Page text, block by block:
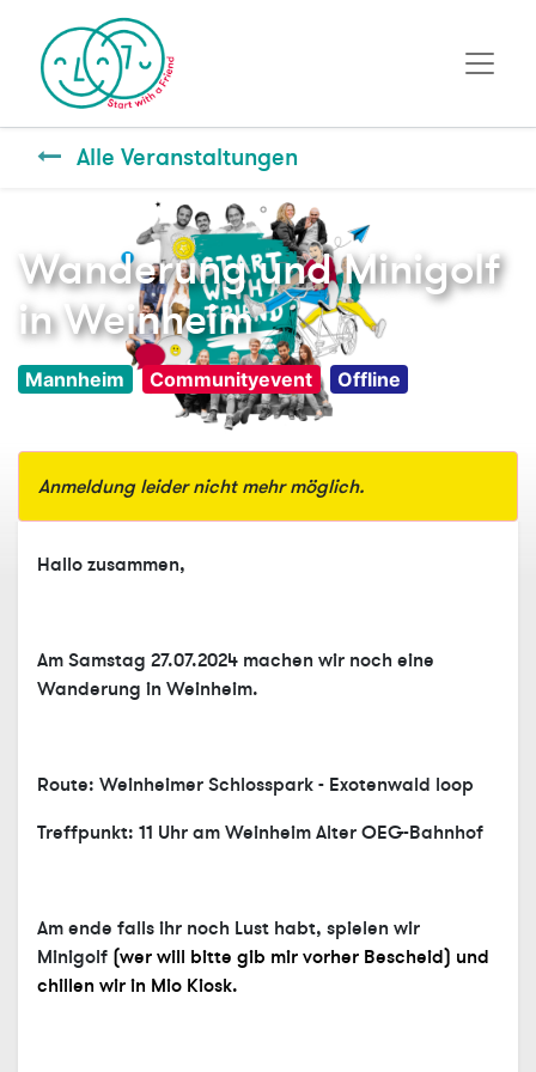
Alle Veranstaltungen
Wanderung und Minigolf
in Weinheim
Mannheim Communityevent Offline
Anmeldung leider nicht mehr möglich.
Hallo zusammen,
Am Samstag 27.07.2024 machen wir noch eine
Wanderung in Weinheim.
Route: Weinheimer Schlosspark - Exotenwald loop
Treffpunkt: 11 Uhr am Weinheim Alter OEG-Bahnhof
Am ende falls ihr noch Lust habt, spielen wir
Minigolf (wer will bitte gib mir vorher Bescheid) und
chillen wir in Mio Kiosk.